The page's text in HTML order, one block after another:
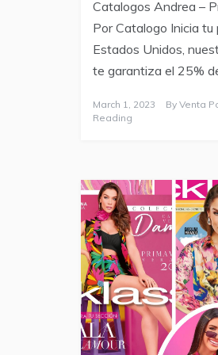
Catalogos Andrea –
Por Catalogo Inicia
Estados Unidos,
te garantiza el 25%
March 1, 2023 By Venta
Reading